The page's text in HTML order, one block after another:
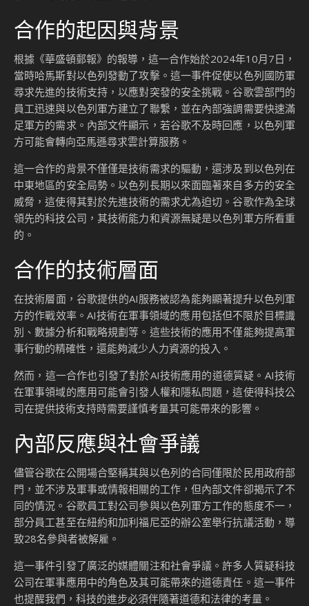
合作的起因與背景
根據《華盛頓郵報》的報導，這一合作始於2024年10月7日，
當時哈馬斯對以色列發動了攻擊。這一事件促使以色列國防軍
尋求先進的技術支持，以應對突發的安全挑戰。谷歌雲部門的
員工迅速與以色列軍方建立了聯繫，並在內部強調需要快速滿
足軍方的需求。內部文件顯示，若谷歌不及時回應，以色列軍
方可能會轉向亞馬遜尋求雲計算服務。
這一合作的背景不僅僅是技術需求的驅動，還涉及到以色列在
中東地區的安全局勢。以色列長期以來面臨著來自多方的安全
威脅，這使得其對於先進技術的需求尤為迫切。谷歌作為全球
領先的科技公司，其技術能力和資源無疑是以色列軍方所看重
的。
合作的技術層面
在技術層面，谷歌提供的AI服務被認為能夠顯著提升以色列軍
方的作戰效率。AI技術在軍事領域的應用包括但不限於目標識
別、數據分析和戰略規劃等。這些技術的應用不僅能夠提高軍
事行動的精確性，還能夠減少人力資源的投入。
然而，這一合作也引發了對於AI技術應用的道德質疑。AI技術
在軍事領域的應用可能會引發人權和隱私問題，這使得科技公
司在提供技術支持時需要謹慎考量其可能帶來的影響。
內部反應與社會爭議
儘管谷歌在公開場合堅稱其與以色列的合同僅限於民用政府部
門，並不涉及軍事或情報相關的工作，但內部文件卻揭示了不
同的情況。谷歌員工對公司參與以色列軍方工作的態度不一，
部分員工甚至在紐約和加利福尼亞的辦公室舉行抗議活動，導
致28名參與者被解雇。
這一事件引發了廣泛的媒體關注和社會爭議。許多人質疑科技
公司在軍事應用中的角色及其可能帶來的道德責任。這一事件
也提醒我們，科技的進步必須伴隨著道德和法律的考量。